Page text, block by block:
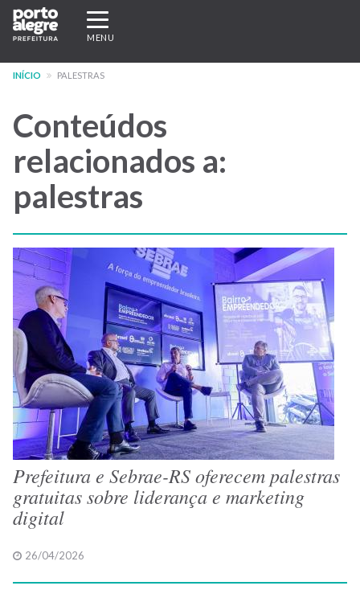
Pular
para
conteúdo
Expandir/recolher
navegação
MENU
INÍCIO PALESTRAS
Conteúdos
relacionados a:
palestras
Prefeitura e Sebrae-RS oferecem palestras
gratuitas sobre liderança e marketing
digital
26/04/2026